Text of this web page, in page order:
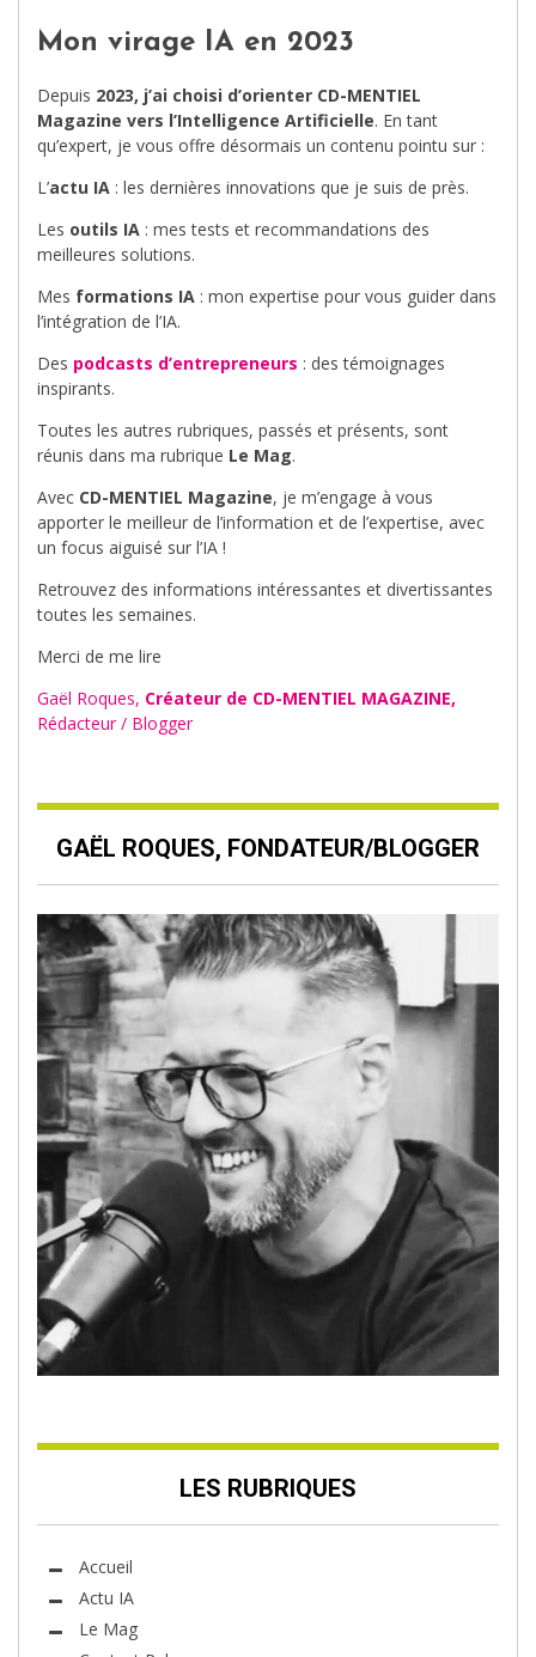
Mon virage IA en 2023
Depuis 2023, j’ai choisi d’orienter CD-MENTIEL
Magazine vers l’Intelligence Artificielle. En tant
qu’expert, je vous offre désormais un contenu pointu sur :
L’actu IA : les dernières innovations que je suis de près.
Les outils IA : mes tests et recommandations des
meilleures solutions.
Mes formations IA : mon expertise pour vous guider dans
l’intégration de l’IA.
Des podcasts d’entrepreneurs : des témoignages
inspirants.
Toutes les autres rubriques, passés et présents, sont
réunis dans ma rubrique Le Mag.
Avec CD-MENTIEL Magazine, je m’engage à vous
apporter le meilleur de l’information et de l’expertise, avec
un focus aiguisé sur l’IA !
Retrouvez des informations intéressantes et divertissantes
toutes les semaines.
Merci de me lire
Gaël Roques, Créateur de CD-MENTIEL MAGAZINE,
Rédacteur / Blogger
GAËL ROQUES, FONDATEUR/BLOGGER
LES RUBRIQUES
Accueil
Actu IA
Le Mag